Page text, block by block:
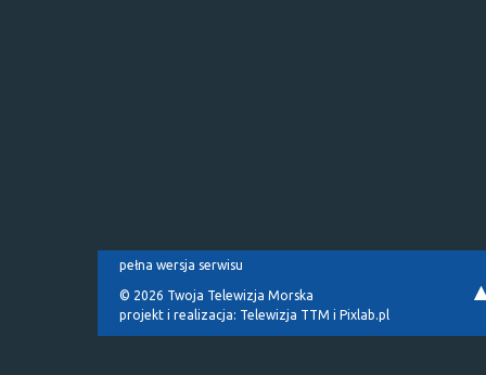
pełna wersja serwisu
© 2026 Twoja Telewizja Morska
projekt i realizacja: Telewizja TTM i Pixlab.pl